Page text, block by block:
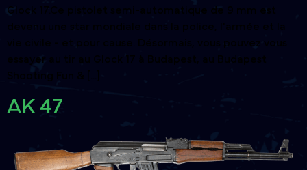
Glock 17.Ce pistolet semi-automatique de 9 mm est
devenu une star mondiale dans la police, l'armée et la
vie civile - et pour cause. Désormais, vous pouvez vous
essayer au tir au Glock 17 à Budapest, au Budapest
Shooting Fun & [...]
AK 47